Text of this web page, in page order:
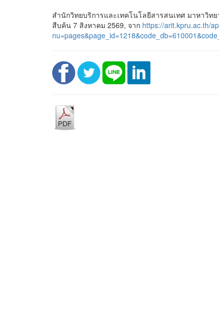
สำนักวิทยบริการและเทคโนโลยีสารสนเทศ มาหาวิท
สืบค้น 7 สิงหาคม 2569, จาก https://arit.kpru.ac.th/